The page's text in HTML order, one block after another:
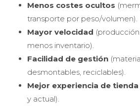
Menos costes ocultos
transporte por peso/volumen).
Mayor velocidad
menos inventario).
Facilidad de gestión
desmontables, reciclables).
Mejor experiencia de tienda
y actual).